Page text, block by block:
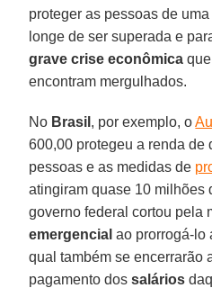
proteger as pessoas de
longe de ser superada e
grave crise econômica
encontram mergulhados.
No Brasil , por exemplo, o
600,00 protegeu a renda de
pessoas e as medidas de
atingiram quase 10 milhões
governo federal cortou pela
emergencial ao prorrogá-lo
qual também se encerrarão
pagamento dossalários